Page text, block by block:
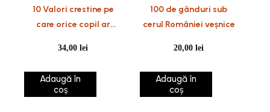
10 Valori crestine pe
care orice copil ar
34,00lei
Adaugă în
coș
100 de gânduri sub
cerul României veșnice
20,00lei
Adaugă în
coș